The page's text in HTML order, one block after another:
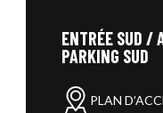
ENTRÉE SUD /
PARKING SUD
PLAN